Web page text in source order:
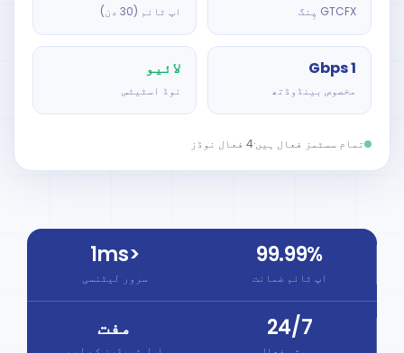
GTCFX پِنگ اپ ٹائم (30 دن)
1 Gbps
مخصوص بینڈوڈتھ
لائیو
نوڈ اسٹیٹس
تمام سسٹمز فعال ہیں·4 فعال نوڈز
99.99%
اپ ٹائم ضمانت
<1ms
سرور لیٹنسی
24/7 مفت